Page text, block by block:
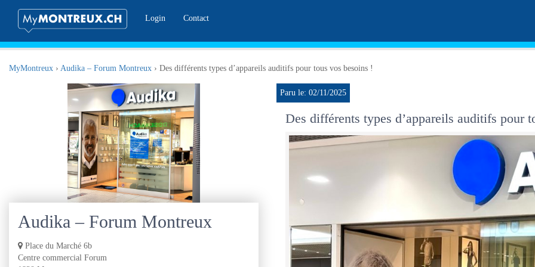
Login
Contact
MyMontreux › Audika – Forum Montreux › Des différents types d’appareils auditifs pour tous vos besoins !
Audika – Forum Montreux
Place du Marché 6b
Centre commercial Forum
Paru le: 02/11/2025
Des différents types d’appareils auditifs pour